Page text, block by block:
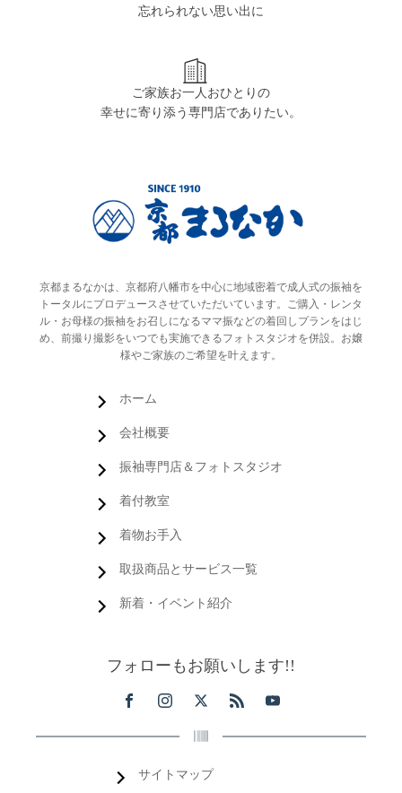
忘れられない思い出に
ご家族お一人おひとりの
幸せに寄り添う専門店でありたい。
京都まるなかは、京都府八幡市を中心に地域密着で成人式の振袖を
トータルにプロデュースさせていただいています。ご購入・レンタ
ル・お母様の振袖をお召しになるママ振などの着回しプランをはじ
め、前撮り撮影をいつでも実施できるフォトスタジオを併設。お嬢
様やご家族のご希望を叶えます。
ホーム
会社概要
振袖専門店＆フォトスタジオ
着付教室
着物お手入
取扱商品とサービス一覧
新着・イベント紹介
フォローもお願いします!!
サイトマップ